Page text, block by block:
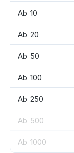
Ab 10
Ab 20
Ab 50
Ab 100
Ab 250
Ab 500
Ab 1000